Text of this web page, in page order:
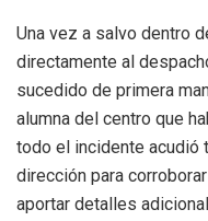
Una vez a salvo dentro
directamente al
sucedido de primera
alumna del centro que
todo el incidente acudió
dirección para
aportar detalles